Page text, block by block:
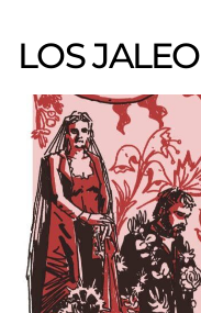
LOS JALEO